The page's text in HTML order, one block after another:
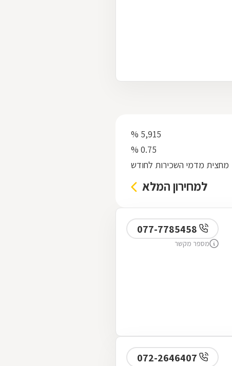
5,915 %
0.75 %
מחצית מדמי השכירות לחודש
למחירון המלא
מספר מקשר